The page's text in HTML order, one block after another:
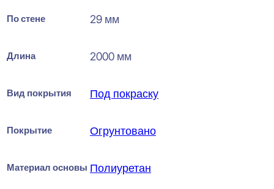
По стене 29 мм
Длина 2000 мм
Вид покрытия Под покраску
Покрытие Огрунтовано
Материал основы Полиуретан